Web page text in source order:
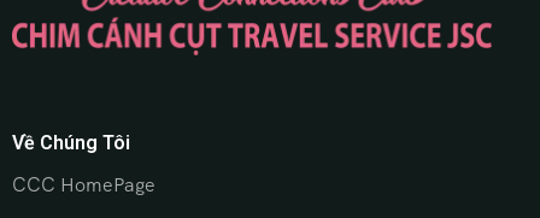
Về Chúng Tôi
CCC HomePage